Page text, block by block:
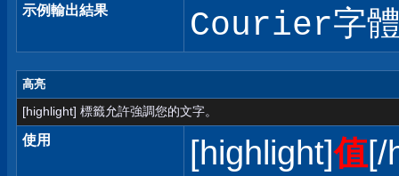
示例輸出結果 Courier字
高亮
[highlight] 標籤允許強調您的文字。
使用 [highlight]值[/